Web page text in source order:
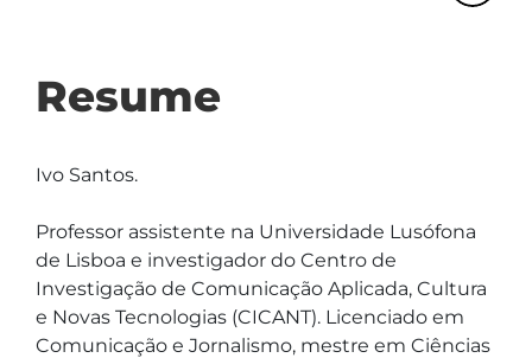
Resume
Ivo Santos.
Professor assistente na Universidade Lusófona
de Lisboa e investigador do Centro de
Investigação de Comunicação Aplicada, Cultura
e Novas Tecnologias (CICANT). Licenciado em
Comunicação e Jornalismo, mestre em Ciências